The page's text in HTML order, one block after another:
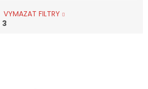
VYMAZAT FILTRY
3